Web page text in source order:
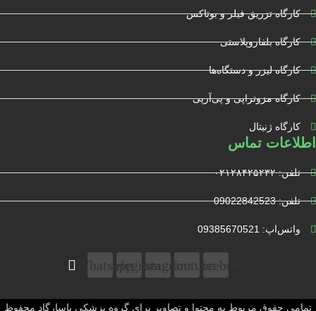
کارگاه تزریق فیلر و بوتاکس
کارگاه بلفاروپلاستی
کارگاه لیزر و دستگاه‌ها
کارگاه مزوتراپی و پی‌آرپی
کارگاه ژنیتال
اطلاعات تماس
تلفن: ۰۲۱۲۸۴۲۵۲۳۲
تلفن: 09022842523
واتس‌‌اپ: 09385670521
Facebook
Youtube
Instagram
Telegram
Whatsapp
تمامی حقوق مربوط به محتوا و تصاویر برای گروه پزشکی پاسارگاد محفوظ